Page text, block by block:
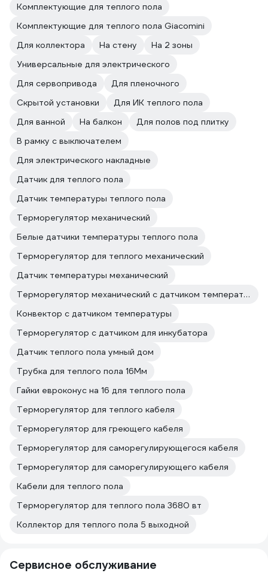
Комплектующие для теплого пола
Комплектующие для теплого пола Giacomini
Для коллектора
На стену
На 2 зоны
Универсальные для электрического
Для сервопривода
Для пленочного
Скрытой установки
Для ИК теплого пола
Для ванной
На балкон
Для полов под плитку
В рамку с выключателем
Для электрического накладные
Датчик для теплого пола
Датчик температуры теплого пола
Терморегулятор механический
Белые датчики температуры теплого пола
Терморегулятор для теплого механический
Датчик температуры механический
Терморегулятор механический с датчиком температуры
Конвектор с датчиком температуры
Терморегулятор с датчиком для инкубатора
Датчик теплого пола умный дом
Трубка для теплого пола 16Мм
Гайки евроконус на 16 для теплого пола
Терморегулятор для теплого кабеля
Терморегулятор для греющего кабеля
Терморегулятор для саморегулирующегося кабеля
Терморегулятор для саморегулирующего кабеля
Кабели для теплого пола
Терморегулятор для теплого пола 3680 вт
Коллектор для теплого пола 5 выходной
Сервисное обслуживание